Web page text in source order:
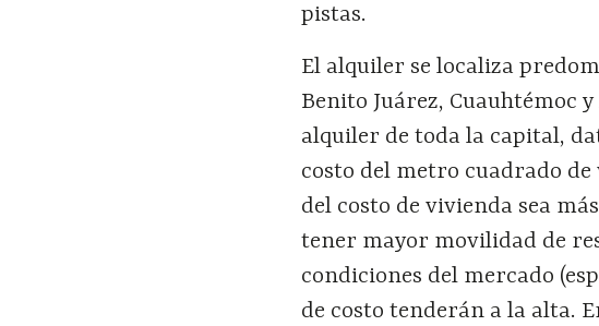
pistas.
El alquiler se localiza
Benito Juárez, Cuauhtémoc
alquiler de toda la capital,
costo del metro cuadrado
del costo de vivienda sea
tener mayor movilidad de
condiciones del mercado
de costo tenderán a la alta.